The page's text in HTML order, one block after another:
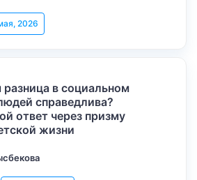
2026
разница в социальном
справедлива?
ответ через призму
жизни